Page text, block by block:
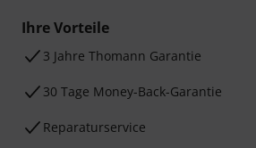
Ihre Vorteile
3 Jahre Thomann Garantie
30 Tage Money-Back-Garantie
Reparaturservice